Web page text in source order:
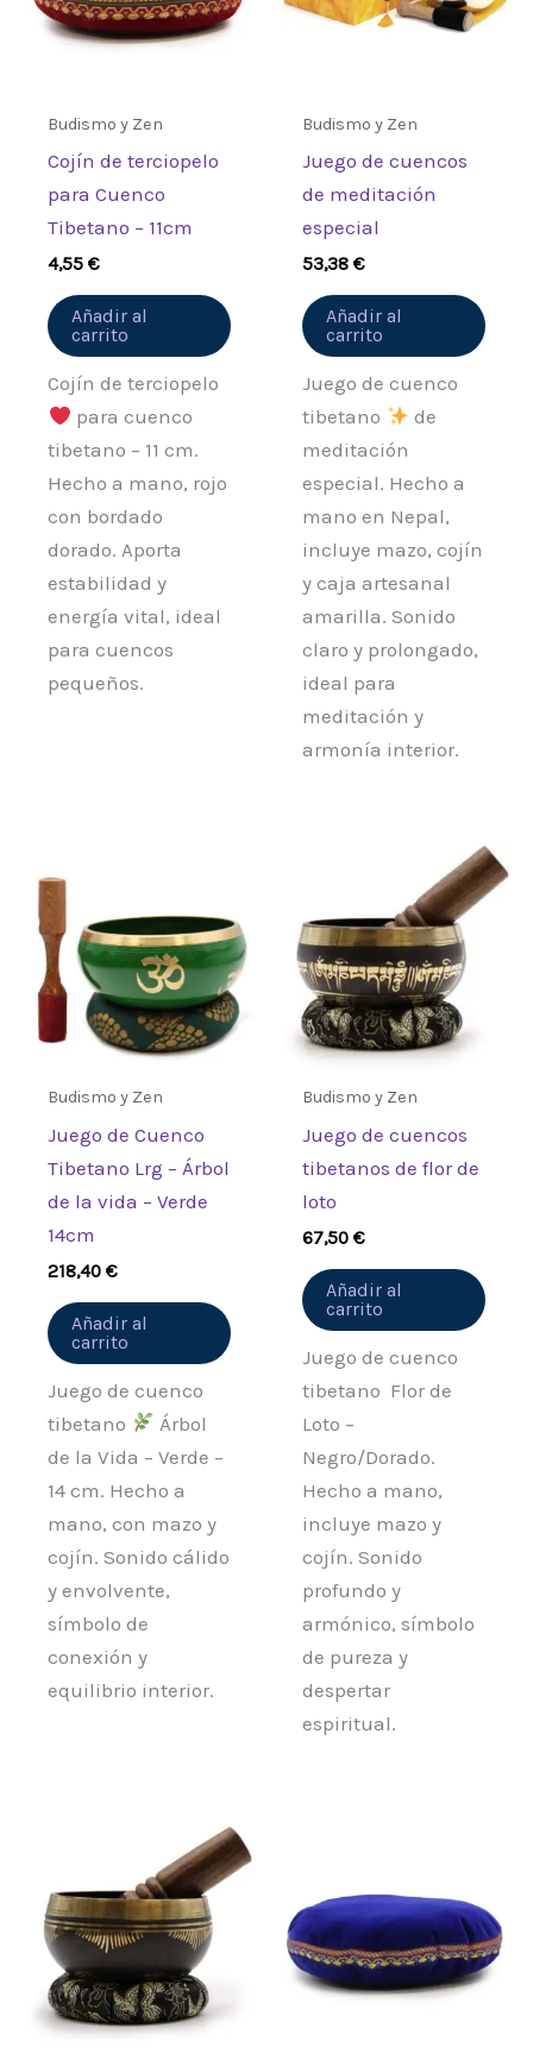
Budismo y Zen
Cojín de terciopelo
para Cuenco
Tibetano – 11cm
4,55€
Añadir al
carrito
Cojín de terciopelo
para cuenco
tibetano – 11 cm.
Hecho a mano, rojo
con bordado
dorado. Aporta
estabilidad y
energía vital, ideal
para cuencos
pequeños.
Budismo y Zen
Juego de cuencos
de meditación
especial
53,38€
Añadir al
carrito
Juego de cuenco
tibetano
de
meditación
especial. Hecho a
mano en Nepal,
incluye mazo, cojín
y caja artesanal
amarilla. Sonido
claro y prolongado,
ideal para
meditación y
armonía interior.
Budismo y Zen
Juego de Cuenco
Tibetano Lrg – Árbol
de la vida – Verde
14cm
218,40€
Añadir al
carrito
Juego de cuenco
tibetano
Árbol
de la Vida – Verde –
14 cm. Hecho a
mano, con mazo y
cojín. Sonido cálido
y envolvente,
símbolo de
conexión y
equilibrio interior.
Budismo y Zen
Juego de cuencos
tibetanos de flor de
loto
67,50€
Añadir al
carrito
Juego de cuenco
tibetano Flor de
Loto –
Negro/Dorado.
Hecho a mano,
incluye mazo y
cojín. Sonido
profundo y
armónico, símbolo
de pureza y
despertar
espiritual.